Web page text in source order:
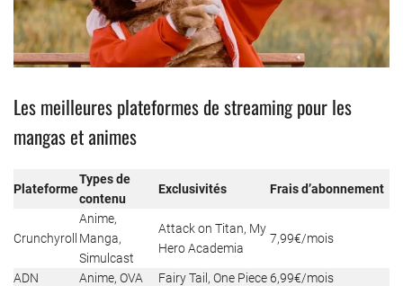
Les meilleures plateformes de streaming pour les
mangas et animes
Plateforme
Types de
contenu
Exclusivités Frais d’abonnement
Crunchyroll
Anime,
Manga,
Simulcast
Attack on Titan, My
Hero Academia
7,99€/mois
ADN Anime, OVA Fairy Tail, One Piece 6,99€/mois